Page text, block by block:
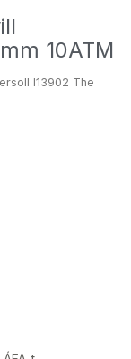
10ATM
I13902 The